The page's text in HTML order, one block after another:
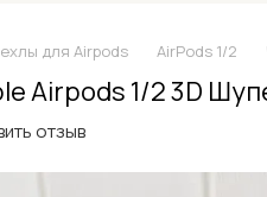
для Airpods AirPods 1/2
Airpods 1/2 3D
отзыв